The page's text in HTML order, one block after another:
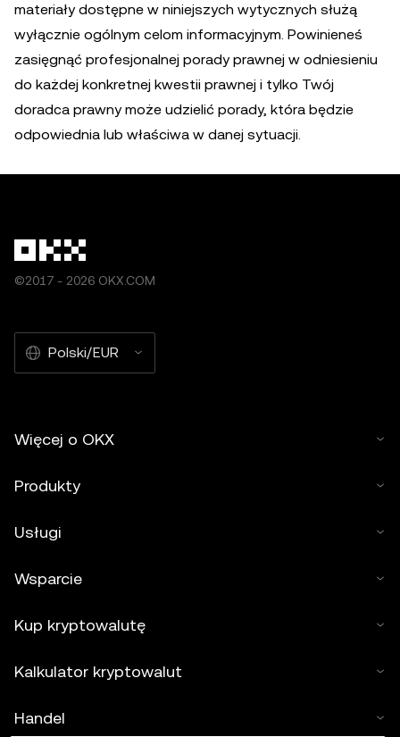
materiały dostępne w niniejszych wytycznych służą
wyłącznie ogólnym celom informacyjnym. Powinieneś
zasięgnąć profesjonalnej porady prawnej w odniesieniu
do każdej konkretnej kwestii prawnej i tylko Twój
doradca prawny może udzielić porady, która będzie
odpowiednia lub właściwa w danej sytuacji.
©2017 - 2026 OKX.COM
Polski/EUR
Więcej o OKX
Produkty
Usługi
Wsparcie
Kup kryptowalutę
Kalkulator kryptowalut
Handel